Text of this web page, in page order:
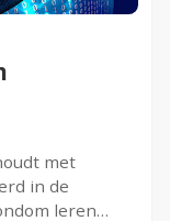
met
in de
leren